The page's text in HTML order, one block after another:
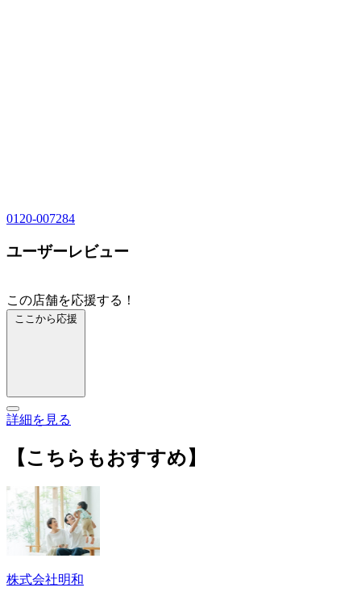
0120-007284
ユーザーレビュー
この店舗を応援する！
ここから応援
詳細を見る
【こちらもおすすめ】
株式会社明和